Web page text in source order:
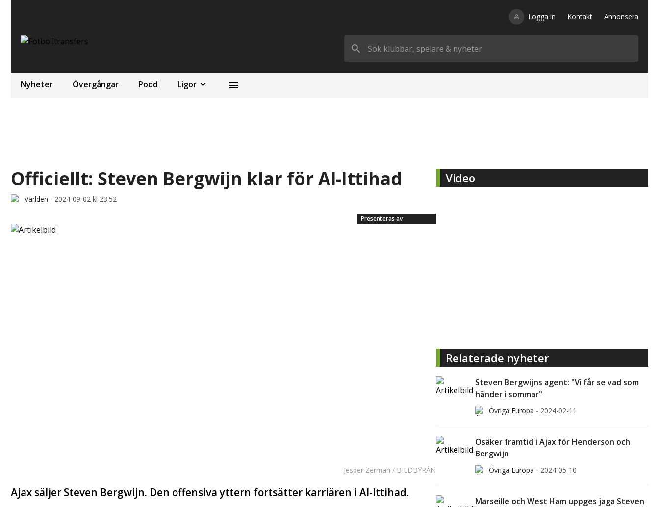
Logga in Kontakt Annonsera
Nyheter Övergångar Podd Ligor
Officiellt: Steven Bergwijn klar för Al-Ittihad
Världen - 2024-09-02 kl 23:52
Presenteras av
Jesper Zerman / BILDBYRÅN
Ajax säljer Steven Bergwijn. Den offensiva yttern fortsätter karriären i Al-Ittihad.
Video
Relaterade nyheter
Steven Bergwijns agent: "Vi får se vad som
händer i sommar"
Övriga Europa - 2024-02-11
Osäker framtid i Ajax för Henderson och
Bergwijn
Övriga Europa - 2024-05-10
Marseille och West Ham uppges jaga Steven